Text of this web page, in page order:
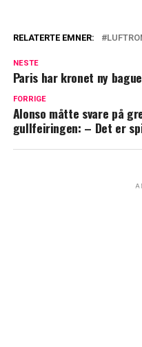
RELATERTE EMNER:
NESTE
Paris har kronet ny
FORRIGE
Alonso måtte svare på
gullfeiringen: – Det er